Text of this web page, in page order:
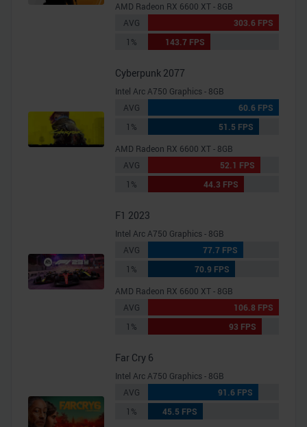
AMD Radeon RX 6600 XT - 8GB
AVG
303.6 FPS
1%
143.7 FPS
Cyberpunk 2077
Intel Arc A750 Graphics - 8GB
AVG
60.6 FPS
1%
51.5 FPS
AMD Radeon RX 6600 XT - 8GB
AVG
52.1 FPS
1%
44.3 FPS
F1 2023
Intel Arc A750 Graphics - 8GB
AVG
77.7 FPS
1%
70.9 FPS
AMD Radeon RX 6600 XT - 8GB
AVG
106.8 FPS
1%
93 FPS
Far Cry 6
Intel Arc A750 Graphics - 8GB
AVG
91.6 FPS
1%
45.5 FPS